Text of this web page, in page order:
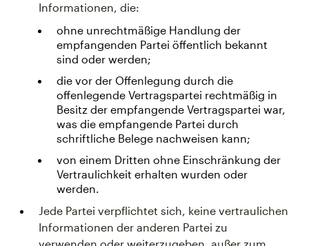
Informationen, die:
ohne unrechtmäßige Handlung der
empfangenden Partei öffentlich bekannt
sind oder werden;
die vor der Offenlegung durch die
offenlegende Vertragspartei rechtmäßig in
Besitz der empfangende Vertragspartei war,
was die empfangende Partei durch
schriftliche Belege nachweisen kann;
von einem Dritten ohne Einschränkung der
Vertraulichkeit erhalten wurden oder
werden.
Jede Partei verpflichtet sich, keine vertraulichen
Informationen der anderen Partei zu